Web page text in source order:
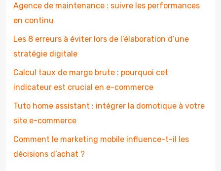
Agence de maintenance : suivre les performances
en continu
Les 8 erreurs à éviter lors de l’élaboration d’une
stratégie digitale
Calcul taux de marge brute : pourquoi cet
indicateur est crucial en e-commerce
Tuto home assistant : intégrer la domotique à votre
site e-commerce
Comment le marketing mobile influence-t-il les
décisions d’achat ?